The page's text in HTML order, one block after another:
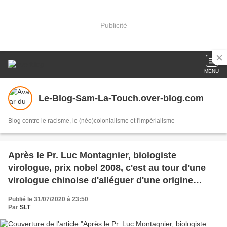
Publicité
MENU
Le-Blog-Sam-La-Touch.over-blog.com
Blog contre le racisme, le (néo)colonialisme et l'impérialisme
Après le Pr. Luc Montagnier, biologiste
virologue, prix nobel 2008, c'est au tour d'une
virologue chinoise d'alléguer d'une origine
artificielle du Covid-19 (Vidéo).
Publié le 31/07/2020 à 23:50
Par SLT